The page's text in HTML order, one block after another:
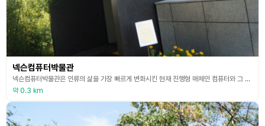
넥슨컴퓨터박물관
넥슨컴퓨터박물관은 인류의 삶을 가장 빠르게 변화시킨 현재 진행형 매체인 컴퓨터와 그 발전에 기여해 온 게임의 역사를 함께 조망함으로써 우리의 미래를 상상해 볼 수 있는 체험형 박물관이다.
약 0.3 km